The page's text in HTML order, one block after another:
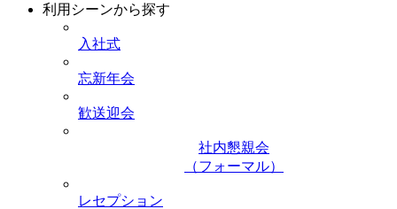
利用シーンから探す
入社式
忘新年会
歓送迎会
社内懇親会
（フォーマル）
レセプション